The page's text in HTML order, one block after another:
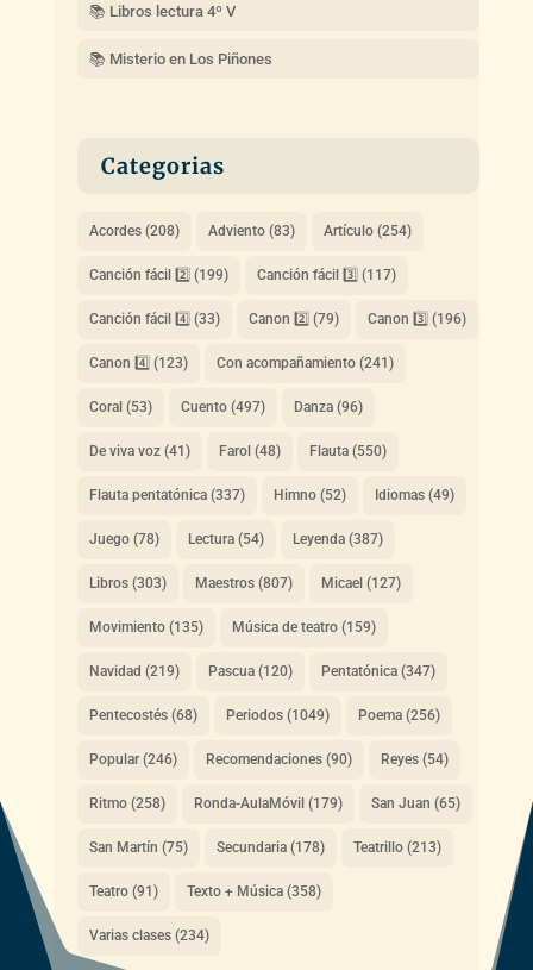
📚 Libros lectura 4º V
📚 Misterio en Los Piñones
Categorias
Acordes(208) Adviento(83) Artículo(254)
Canción fácil 2️⃣ (199) Canción fácil 3️⃣ (117)
Canción fácil 4️⃣ (33) Canon 2️⃣ (79) Canon 3️⃣ (196)
Canon 4️⃣ (123) Con acompañamiento(241)
Coral(53) Cuento(497) Danza(96)
De viva voz(41) Farol(48) Flauta(550)
Flauta pentatónica(337) Himno(52) Idiomas(49)
Juego(78) Lectura(54) Leyenda(387)
Libros(303) Maestros(807) Micael(127)
Movimiento(135) Música de teatro(159)
Navidad (219) Pascua(120) Pentatónica(347)
Pentecostés(68) Periodos(1049) Poema(256)
Popular(246) Recomendaciones(90) Reyes(54)
Ritmo(258) Ronda-AulaMóvil(179) San Juan (65)
San Martín (75) Secundaria(178) Teatrillo(213)
Teatro(91) Texto + Música(358)
Varias clases(234)